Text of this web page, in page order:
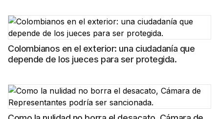
Colombianos en el exterior: una ciudadanía que
depende de los jueces para ser protegida.